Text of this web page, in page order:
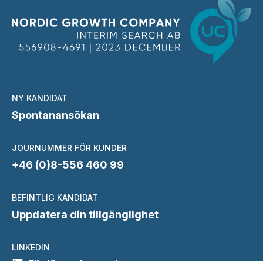
NY KANDIDAT
Spontanansökan
JOURNUMMER FÖR KUNDER
+46 (0)8-556 460 99
BEFINTLIG KANDIDAT
Uppdatera din tillgänglighet
LINKEDIN